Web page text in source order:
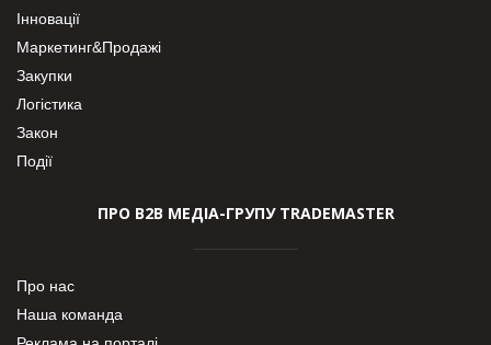
Інновації
Маркетинг&Продажі
Закупки
Логістика
Закон
Події
ПРО В2В МЕДІА-ГРУПУ TRADEMASTER
Про нас
Наша команда